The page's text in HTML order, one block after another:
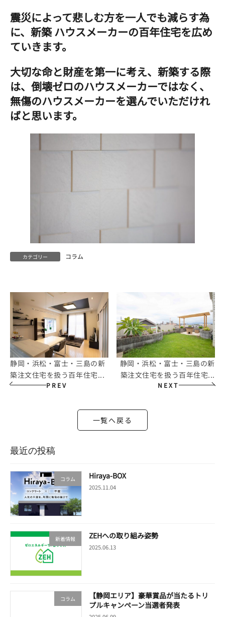
震災によって悲しむ方を一人でも減らす為
に、新築 ハウスメーカーの百年住宅を広め
ていきます。
大切な命と財産を第一に考え、新築する際
は、倒壊ゼロのハウスメーカーではなく、
無傷のハウスメーカーを選んでいただけれ
ばと思います。
カテゴリー コラム
静岡・浜松・富士・三島の新
築注文住宅を扱う百年住宅...
PREV
静岡・浜松・富士・三島の新
築注文住宅を扱う百年住宅...
NEXT
一覧へ戻る
最近の投稿
コラム Hiraya-BOX
2025.11.04
新着情報 ZEHへの取り組み姿勢
2025.06.13
コラム
【静岡エリア】豪華賞品が当たるトリ
プルキャンペーン当選者発表